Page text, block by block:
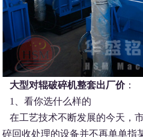
大型对辊破碎机整套出厂价：
1、看你选什么样的
在工艺技术不断发展的今天，
碎回收处理的设备并不再单单指